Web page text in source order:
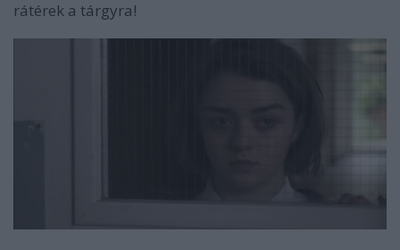
rátérek a tárgyra!